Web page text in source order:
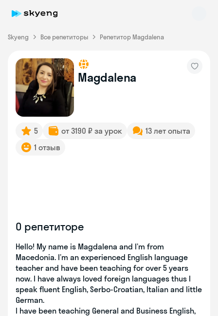
Skyeng Все репетиторы Репетитор Magdalena
Magdalena
5 от 3190 ₽ за урок
13 лет опыта
1 отзыв
О репетиторе
Hello! My name is Magdalena and I’m from
Macedonia. I’m an experienced English language
teacher and have been teaching for over 5 years
now. I have always loved foreign languages thus I
speak fluent English, Serbo-Croatian, Italian and little
German.
I have been teaching General and Business English,
Skyeng Chat
online